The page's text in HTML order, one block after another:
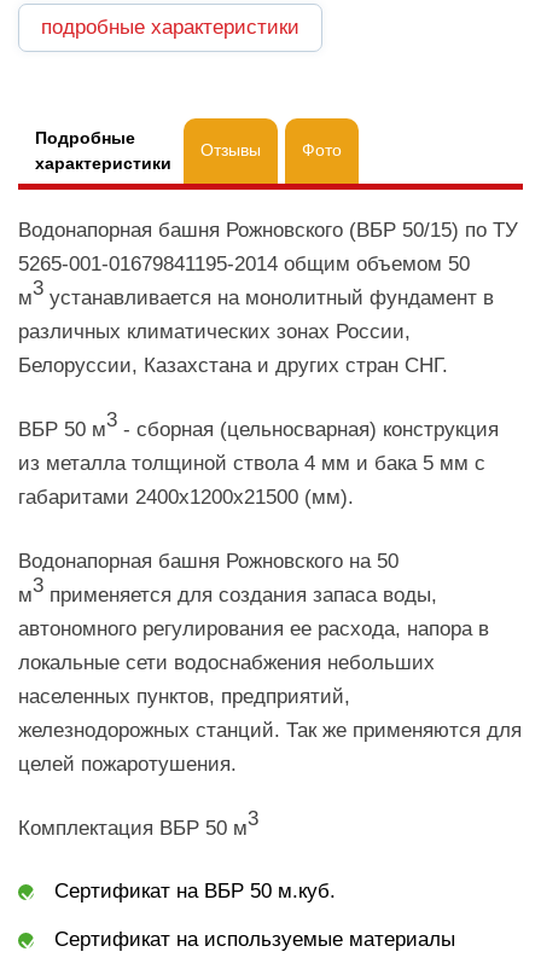
подробные характеристики
Подробные
характеристики
Отзывы Фото
Водонапорная башня Рожновского (ВБР 50/15) по ТУ
5265-001-01679841195-2014 общим объемом 50
м3 устанавливается на монолитный фундамент в
различных климатических зонах России,
Белоруссии, Казахстана и других стран СНГ.
ВБР 50 м3 - сборная (цельносварная) конструкция
из металла толщиной ствола 4 мм и бака 5 мм с
габаритами 2400х1200х21500 (мм).
Водонапорная башня Рожновского на 50
м3 применяется для создания запаса воды,
автономного регулирования ее расхода, напора в
локальные сети водоснабжения небольших
населенных пунктов, предприятий,
железнодорожных станций. Так же применяются для
целей пожаротушения.
Комплектация ВБР 50 м3
Сертификат на ВБР 50 м.куб.
Сертификат на используемые материалы